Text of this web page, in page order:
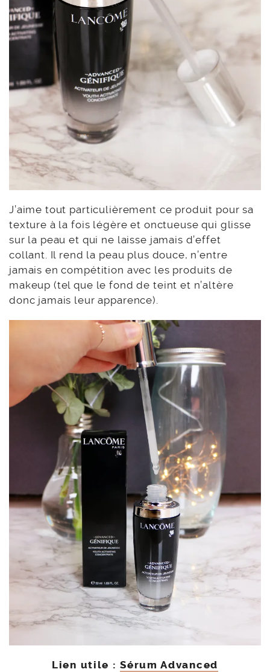
J’aime tout particulièrement ce produit pour sa
texture à la fois légère et onctueuse qui glisse
sur la peau et qui ne laisse jamais d’effet
collant. Il rend la peau plus douce, n’entre
jamais en compétition avec les produits de
makeup (tel que le fond de teint et n’altère
donc jamais leur apparence).
Lien utile : Sérum Advanced